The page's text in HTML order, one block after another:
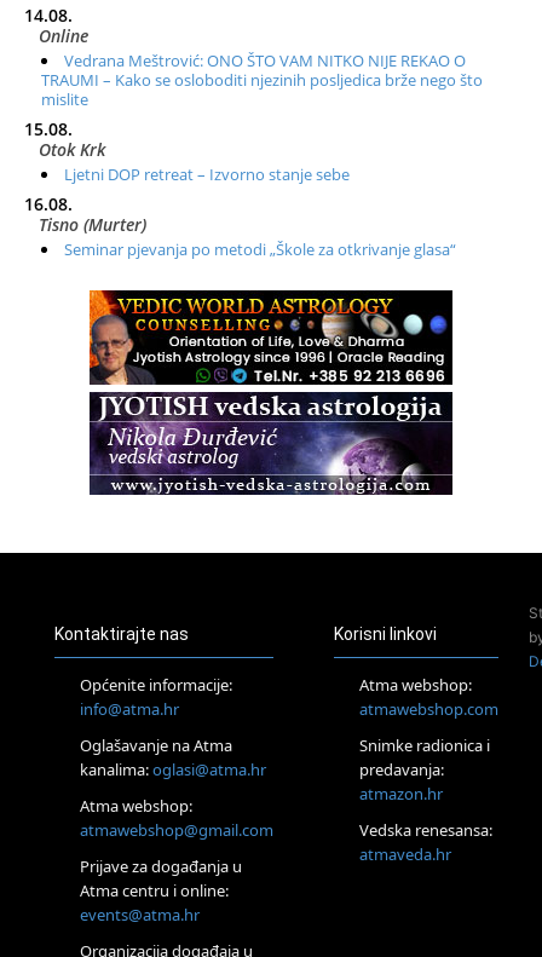
14.08.
Online
Vedrana Meštrović: ONO ŠTO VAM NITKO NIJE REKAO O
TRAUMI – Kako se osloboditi njezinih posljedica brže nego što
mislite
15.08.
Otok Krk
Ljetni DOP retreat – Izvorno stanje sebe
16.08.
Tisno (Murter)
Seminar pjevanja po metodi „Škole za otkrivanje glasa“
Radionica: Pomagači iz drugih dimenzija Online – otvoreno za
Zagreb+Online
Osnovni ThetaHealing® tečaj, Zagreb i Online
Access BARS®, otpusti stres
Pjesma srca / Zagreb
Tečaj Višeg Vodstva, razvijanja intuicije i Akaša zapisa
Online
Postanite Nositelj Vibracije Nove Zemlje
Visoko
Alemka Dauskardt – Jednodnevna radionica sistemskih
konstelacija
Zagreb
HOD PO ŽERAVICI – Seminar koji mijenja tijelo, duh i um
Kontaktirajte nas
Općenite informacije:
info@atma.hr
Oglašavanje na Atma
kanalima:oglasi@atma.hr
Atma webshop:
atmawebshop@gmail.com
Prijave za događanja u
Atma centru i online:
events@atma.hr
Organizacija događaja u
Korisni linkovi
Atma webshop:
atmawebshop.com
Snimke radionica i
predavanja:
atmazon.hr
Vedska renesansa:
atmaveda.hr